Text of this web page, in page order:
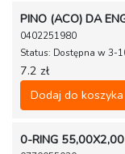
PINO (ACO) DA
0402251980
Status: Dostępna w 3-
7.2 zł
Dodaj do koszyka
0-RING